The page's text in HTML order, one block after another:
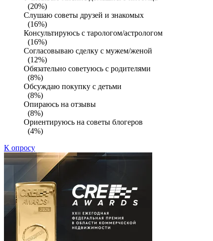
(20%)
Слушаю советы друзей и знакомых
(16%)
Консультируюсь с тарологом/астрологом
(16%)
Согласовываю сделку с мужем/женой
(12%)
Обязательно советуюсь с родителями
(8%)
Обсуждаю покупку с детьми
(8%)
Опираюсь на отзывы
(8%)
Ориентируюсь на советы блогеров
(4%)
К опросу